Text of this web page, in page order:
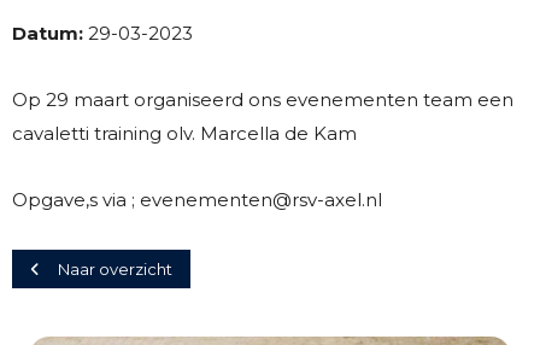
Datum: 29-03-2023
Op 29 maart organiseerd ons evenementen team een
cavaletti training olv. Marcella de Kam
Opgave,s via ; evenementen@rsv-axel.nl
Naar overzicht